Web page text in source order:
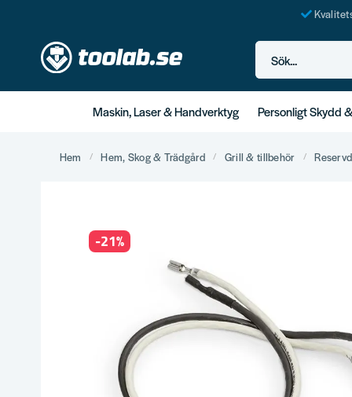
Sök...
Maskin, Laser & Handverktyg Personligt Skydd
Hem Hem, Skog & Trädgård Grill & tillbehör
-21%